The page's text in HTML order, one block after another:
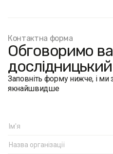
Контактна форма
Обговоримо
Заповніть форму нижче, і ми
якнайшвидше